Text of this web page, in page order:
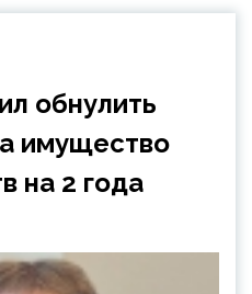
обнулить
имущество
на 2 года